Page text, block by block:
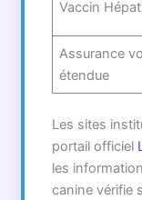
Vaccin
Assurance
étendue
Les sites
portail officiel
les
canine vérifie